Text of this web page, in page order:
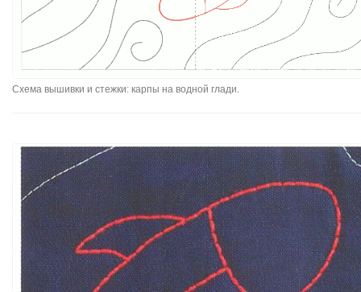
Схема вышивки и стежки: карпы на водной глади.